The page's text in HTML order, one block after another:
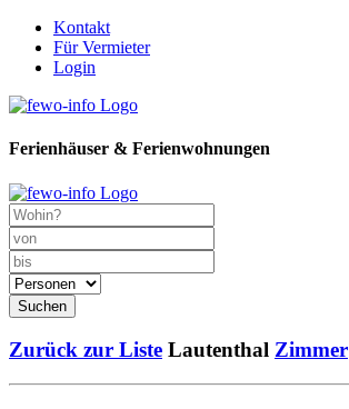
Kontakt
Für Vermieter
Login
Ferienhäuser & Ferienwohnungen
Suchen
Zurück zur Liste Lautenthal Zimmer